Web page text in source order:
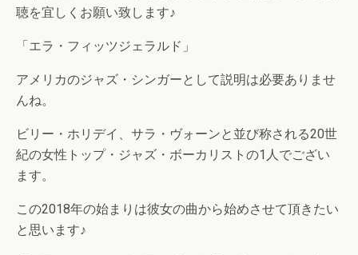
聴を宜しくお願い致します♪
「エラ・フィッツジェラルド」
アメリカのジャズ・シンガーとして説明は必要ありませ
んね。
ビリー・ホリデイ、サラ・ヴォーンと並び称される20世
紀の女性トップ・ジャズ・ボーカリストの1人でござい
ます。
この2018年の始まりは彼女の曲から始めさせて頂きたい
と思います♪